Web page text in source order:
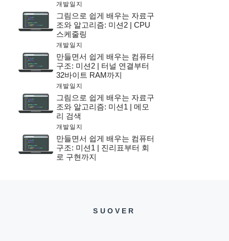
개발일지
그림으로 쉽게 배우는 자료구
조와 알고리즘: 미션2 | CPU
스케줄링
개발일지
만들면서 쉽게 배우는 컴퓨터
구조: 미션2 | 터널 연결부터
32바이트 RAM까지
개발일지
그림으로 쉽게 배우는 자료구
조와 알고리즘: 미션1 | 메모
리 검색
개발일지
만들면서 쉽게 배우는 컴퓨터
구조: 미션1 | 진리표부터 회
로 구현까지
SUOVER